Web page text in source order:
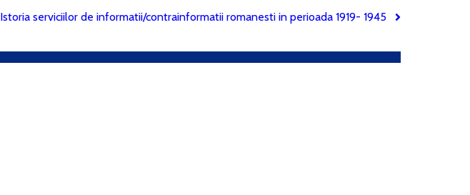
Istoria serviciilor de informatii/contrainformatii romanesti in perioada 1919- 1945